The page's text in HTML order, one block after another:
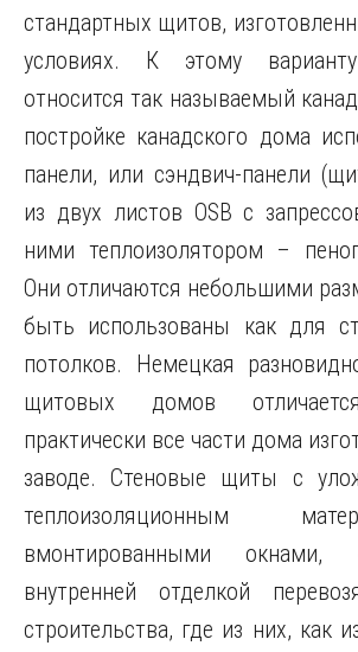
стандартных щитов,
условиях. К этому
относится так называемый
постройке канадского дома
панели, или сэндвич-панели
из двух листов OSB с
ними теплоизолятором –
Они отличаются небольшими
быть использованы как для
потолков. Немецкая
щитовых домов
практически все части дома
заводе. Стеновые щиты с
теплоизоляционным
вмонтированными окнами,
внутренней отделкой
строительства, где из них, как